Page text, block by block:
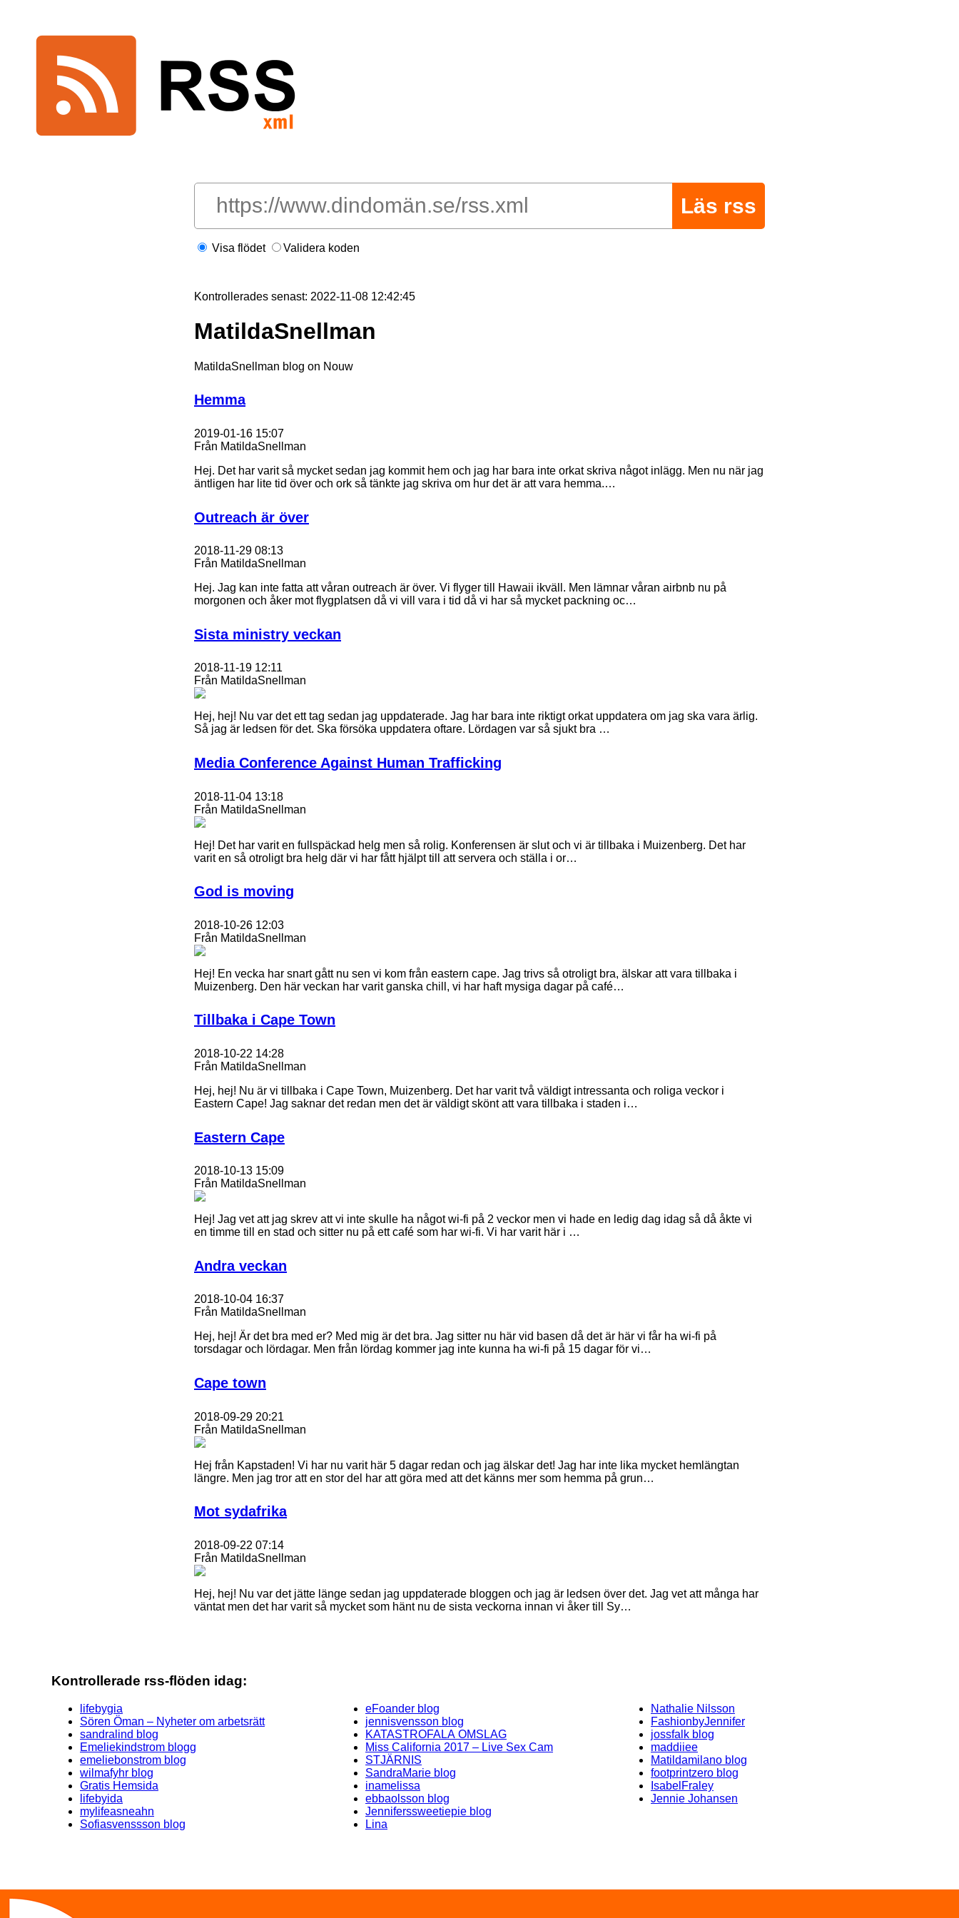
Visa flödet Validera koden
Kontrollerades senast: 2022-11-08 12:42:45
MatildaSnellman
MatildaSnellman blog on Nouw
Hemma
2019-01-16 15:07
Från MatildaSnellman
Hej. Det har varit så mycket sedan jag kommit hem och jag har bara inte orkat skriva något inlägg. Men nu när jag
äntligen har lite tid över och ork så tänkte jag skriva om hur det är att vara hemma.…
Outreach är över
2018-11-29 08:13
Från MatildaSnellman
Hej. Jag kan inte fatta att våran outreach är över. Vi flyger till Hawaii ikväll. Men lämnar våran airbnb nu på
morgonen och åker mot flygplatsen då vi vill vara i tid då vi har så mycket packning oc…
Sista ministry veckan
2018-11-19 12:11
Från MatildaSnellman
Hej, hej! Nu var det ett tag sedan jag uppdaterade. Jag har bara inte riktigt orkat uppdatera om jag ska vara ärlig.
Så jag är ledsen för det. Ska försöka uppdatera oftare. Lördagen var så sjukt bra …
Media Conference Against Human Trafficking
2018-11-04 13:18
Från MatildaSnellman
Hej! Det har varit en fullspäckad helg men så rolig. Konferensen är slut och vi är tillbaka i Muizenberg. Det har
varit en så otroligt bra helg där vi har fått hjälpt till att servera och ställa i or…
God is moving
2018-10-26 12:03
Från MatildaSnellman
Hej! En vecka har snart gått nu sen vi kom från eastern cape. Jag trivs så otroligt bra, älskar att vara tillbaka i
Muizenberg. Den här veckan har varit ganska chill, vi har haft mysiga dagar på café…
Tillbaka i Cape Town
2018-10-22 14:28
Från MatildaSnellman
Hej, hej! Nu är vi tillbaka i Cape Town, Muizenberg. Det har varit två väldigt intressanta och roliga veckor i
Eastern Cape! Jag saknar det redan men det är väldigt skönt att vara tillbaka i staden i…
Eastern Cape
2018-10-13 15:09
Från MatildaSnellman
Hej! Jag vet att jag skrev att vi inte skulle ha något wi-fi på 2 veckor men vi hade en ledig dag idag så då åkte vi
en timme till en stad och sitter nu på ett café som har wi-fi. Vi har varit här i …
Andra veckan
2018-10-04 16:37
Från MatildaSnellman
Hej, hej! Är det bra med er? Med mig är det bra. Jag sitter nu här vid basen då det är här vi får ha wi-fi på
torsdagar och lördagar. Men från lördag kommer jag inte kunna ha wi-fi på 15 dagar för vi…
Cape town
2018-09-29 20:21
Från MatildaSnellman
Hej från Kapstaden! Vi har nu varit här 5 dagar redan och jag älskar det! Jag har inte lika mycket hemlängtan
längre. Men jag tror att en stor del har att göra med att det känns mer som hemma på grun…
Mot sydafrika
2018-09-22 07:14
Från MatildaSnellman
Hej, hej! Nu var det jätte länge sedan jag uppdaterade bloggen och jag är ledsen över det. Jag vet att många har
väntat men det har varit så mycket som hänt nu de sista veckorna innan vi åker till Sy…
Kontrollerade rss-flöden idag:
lifebygia
Sören Öman – Nyheter om arbetsrätt
sandralind blog
Emeliekindstrom blogg
emeliebonstrom blog
wilmafyhr blog
Gratis Hemsida
lifebyida
mylifeasneahn
Sofiasvenssson blog
eFoander blog
jennisvensson blog
KATASTROFALA OMSLAG
Miss California 2017 – Live Sex Cam
STJÄRNIS
SandraMarie blog
inamelissa
ebbaolsson blog
Jenniferssweetiepie blog
Lina
Nathalie Nilsson
FashionbyJennifer
jossfalk blog
maddiiee
Matildamilano blog
footprintzero blog
IsabelFraley
Jennie Johansen